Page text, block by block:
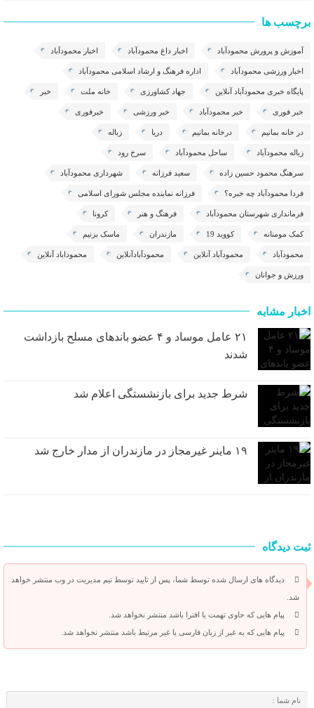
برچسب ها
آموزش و پرورش محمودآباد اخبار داغ محمودآباد اخبار محمودآباد
اخبار ورزشی محمودآباد اداره فرهنگ و ارشاد اسلامی محمودآباد
پایگاه خبری محمودآباد آنلاین جهاد کشاورزی خانه ملت خبر
خبر فوری خبر محمودآباد خبر ورزشی خبرفوری
در خانه بمانیم درخانه بمانیم دریا زباله
زباله محمودآباد ساحل محمودآباد سرخ رود
سرهنگ محمود حسین زاده سعید فرزانه شهرداری محمودآباد
فردا محمودآباد چه خبره؟ فرزانه نماینده مجلس شورای اسلامی
فرمانداری شهرستان محمودآباد فرهنگ و هنر کرونا
کمک مومنانه کووید 19 مازندران ماسک بزنیم
محمودآباد محمودآباد آنلاین محمودآبادآنلاین محموداباد آنلاین
ورزش و جوانان
اخبار مشابه
۲۱ عامل موساد و ۴ عضو باند‌های مسلح بازداشت
شدند
شرط جدید برای بازنشستگی اعلام شد
۱۹ ماینر غیرمجاز در مازندران از مدار خارج شد
ثبت دیدگاه
دیدگاه های ارسال شده توسط شما، پس از تایید توسط تیم مدیریت در وب منتشر خواهد
شد.
پیام هایی که حاوی تهمت یا افترا باشد منتشر نخواهد شد.
پیام هایی که به غیر از زبان فارسی یا غیر مرتبط باشد منتشر نخواهد شد.